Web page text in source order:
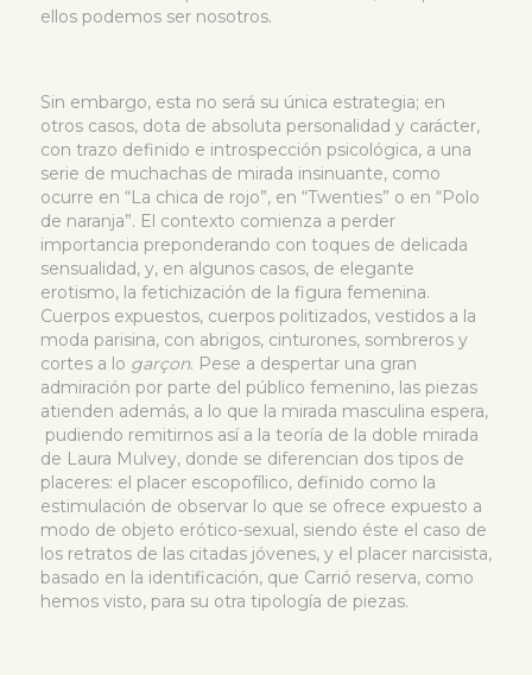
ellos podemos ser nosotros.
Sin embargo, esta no será su única estrategia; en
otros casos, dota de absoluta personalidad y carácter,
con trazo definido e introspección psicológica, a una
serie de muchachas de mirada insinuante, como
ocurre en “La chica de rojo”, en “Twenties” o en “Polo
de naranja”. El contexto comienza a perder
importancia preponderando con toques de delicada
sensualidad, y, en algunos casos, de elegante
erotismo, la fetichización de la figura femenina.
Cuerpos expuestos, cuerpos politizados, vestidos a la
moda parisina, con abrigos, cinturones, sombreros y
cortes a lo garçon. Pese a despertar una gran
admiración por parte del público femenino, las piezas
atienden además, a lo que la mirada masculina espera,
pudiendo remitirnos así a la teoría de la doble mirada
de Laura Mulvey, donde se diferencian dos tipos de
placeres: el placer escopofílico, definido como la
estimulación de observar lo que se ofrece expuesto a
modo de objeto erótico-sexual, siendo éste el caso de
los retratos de las citadas jóvenes, y el placer narcisista,
basado en la identificación, que Carrió reserva, como
hemos visto, para su otra tipología de piezas.